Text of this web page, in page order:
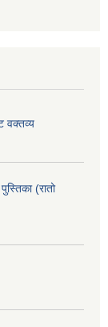
वक्तव्य
(रातो